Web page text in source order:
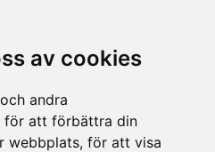
av cookies
andra
för att förbättra din
webbplats, för att visa